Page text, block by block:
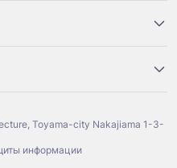
Toyama-city Nakajiama 1-3-
информации